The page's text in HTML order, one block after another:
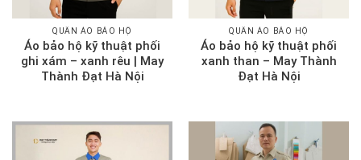
QUẦN ÁO BẢO HỘ
Áo bảo hộ kỹ thuật phối
ghi xám – xanh rêu | May
Thành Đạt Hà Nội
QUẦN ÁO BẢO HỘ
Áo bảo hộ kỹ thuật phối
xanh than – May Thành
Đạt Hà Nội